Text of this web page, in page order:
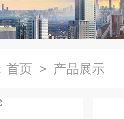
首页 > 产品展示